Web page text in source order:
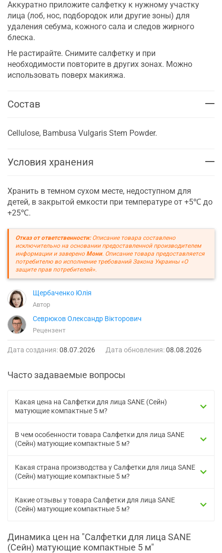
Аккуратно приложите салфетку к нужному участку
лица (лоб, нос, подбородок или другие зоны) для
удаления себума, кожного сала и следов жирного
блеска.
Не растирайте. Снимите салфетку и при
необходимости повторите в других зонах. Можно
использовать поверх макияжа.
Состав
Cellulose, Bambusa Vulgaris Stem Powder.
Условия хранения
Хранить в темном сухом месте, недоступном для
детей, в закрытой емкости при температуре от +5℃ до
+25℃.
Отказ от ответственности:Описание товара составлено
исключительно на основании предоставленной производителем
информации и заверено Мони. Описание товара предоставляется
потребителю во исполнение требований Закона Украины «О
защите прав потребителей».
Щербаченко Юлія
Автор
Севрюков Олександр Вікторович
Рецензент
Дата создания:08.07.2026 Дата обновления:08.08.2026
Часто задаваемые вопросы
Какая цена на Салфетки для лица SANE (Сейн)
матующие компактные 5 м?
В чем особенности товара Салфетки для лица SANE
(Сейн) матующие компактные 5 м?
Какая страна производства у Салфетки для лица SANE
(Сейн) матующие компактные 5 м?
Какие отзывы у товара Салфетки для лица SANE
(Сейн) матующие компактные 5 м?
Динамика цен на "Салфетки для лица SANE
(Сейн) матующие компактные 5 м"